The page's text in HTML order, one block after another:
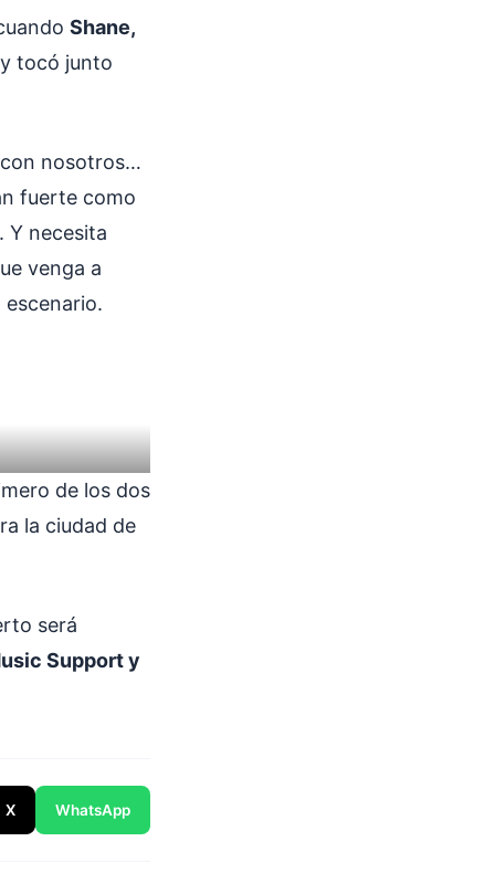
Shane,
tocó junto
con nosotros…
fuerte como
Y necesita
venga a
de los dos
la ciudad de
será
Support y
X WhatsApp